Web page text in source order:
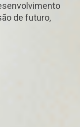
de futuro,